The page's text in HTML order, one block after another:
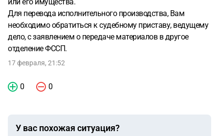
Для перевода исполнительного производства, Вам
необходимо обратиться к судебному приставу, ведущему
дело, с заявлением о передаче материалов в другое
отделение ФССП.
17 февраля, 21:52
0 0
У вас похожая ситуация?